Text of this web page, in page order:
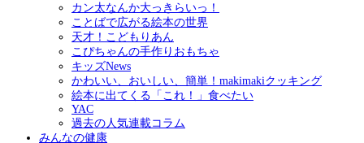
カン太なんか大っきらいっ！
ことばで広がる絵本の世界
天才！こどもりあん
こぴちゃんの手作りおもちゃ
キッズNews
かわいい、おいしい、簡単！makimakiクッキング
絵本に出てくる「これ！」食べたい
YAC
過去の人気連載コラム
みんなの健康